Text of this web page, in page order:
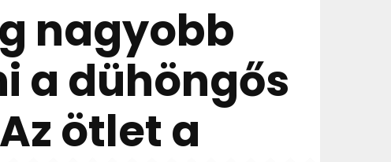
nagyobb
a dühöngős
ötlet a